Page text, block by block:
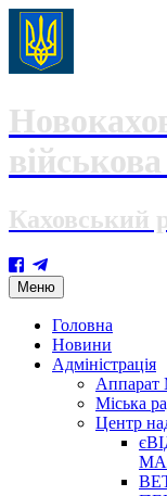
Каховський
Меню Skip
to
content
Головна
Новини
Адміністрація
Міська
Центр